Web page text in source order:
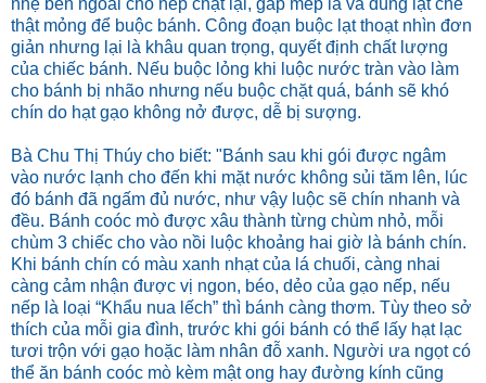
thật mỏng để buộc bánh. Công đoạn buộc lạt thoạt nhìn đơn
giản nhưng lại là khâu quan trọng, quyết định chất lượng
của chiếc bánh. Nếu buộc lỏng khi luộc nước tràn vào làm
cho bánh bị nhão nhưng nếu buộc chặt quá, bánh sẽ khó
chín do hạt gạo không nở được, dễ bị sượng.
Bà Chu Thị Thúy cho biết: "Bánh sau khi gói được ngâm
vào nước lạnh cho đến khi mặt nước không sủi tăm lên, lúc
đó bánh đã ngấm đủ nước, như vậy luộc sẽ chín nhanh và
đều. Bánh coóc mò được xâu thành từng chùm nhỏ, mỗi
chùm 3 chiếc cho vào nồi luộc khoảng hai giờ là bánh chín.
Khi bánh chín có màu xanh nhạt của lá chuối, càng nhai
càng cảm nhận được vị ngon, béo, dẻo của gạo nếp, nếu
nếp là loại “Khẩu nua lếch” thì bánh càng thơm. Tùy theo sở
thích của mỗi gia đình, trước khi gói bánh có thể lấy hạt lạc
tươi trộn với gạo hoặc làm nhân đỗ xanh. Người ưa ngọt có
thể ăn bánh coóc mò kèm mật ong hay đường kính cũng